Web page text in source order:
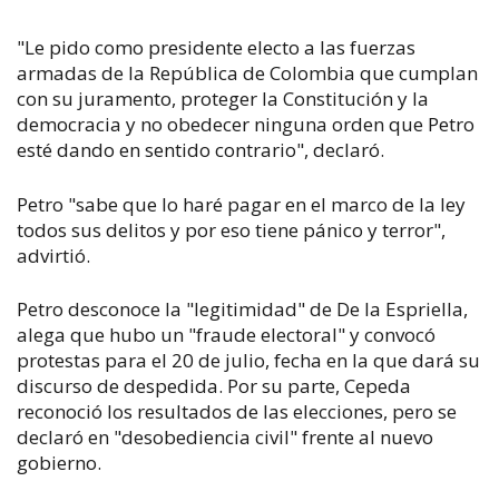
"Le pido como presidente electo a las fuerzas
armadas de la República de Colombia que cumplan
con su juramento, proteger la Constitución y la
democracia y no obedecer ninguna orden que Petro
esté dando en sentido contrario", declaró.
Petro "sabe que lo haré pagar en el marco de la ley
todos sus delitos y por eso tiene pánico y terror",
advirtió.
Petro desconoce la "legitimidad" de De la Espriella,
alega que hubo un "fraude electoral" y convocó
protestas para el 20 de julio, fecha en la que dará su
discurso de despedida. Por su parte, Cepeda
reconoció los resultados de las elecciones, pero se
declaró en "desobediencia civil" frente al nuevo
gobierno.